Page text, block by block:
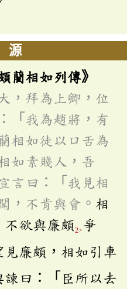
藺相如列傳》
，拜為上卿，位
「我為趙將，有
相如徒以口舌為
如素賤人，吾
言曰：「我見相
，不肯與會。 相
欲與廉頗2> 爭
見廉頗，相如引車
諫曰：「臣所以去